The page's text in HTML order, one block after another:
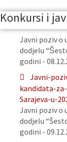
Konkursi i
Javni poziv o
dodjelu
godini -
Javni-
kandidata-
Sarajeva-u-
Javni poziv o
dodjelu
godini -